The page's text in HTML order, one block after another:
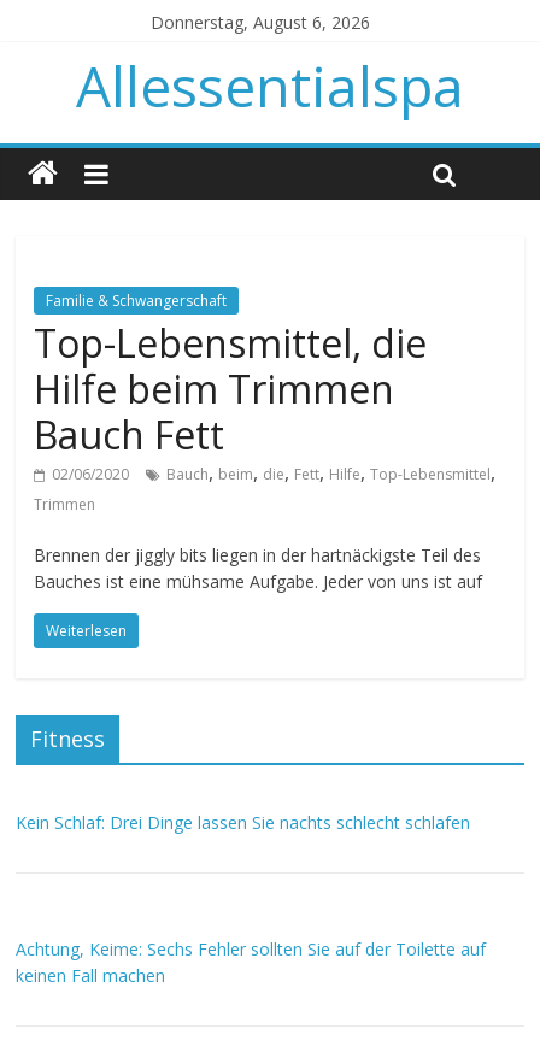
Donnerstag, August 6, 2026
Allessentialspa
Familie & Schwangerschaft
Top-Lebensmittel, die
Hilfe beim Trimmen
Bauch Fett
02/06/2020 Bauch, beim, die, Fett, Hilfe,Top-Lebensmittel,
Trimmen
Brennen der jiggly bits liegen in der hartnäckigste Teil des
Bauches ist eine mühsame Aufgabe. Jeder von uns ist auf
Weiterlesen
Fitness
Kein Schlaf: Drei Dinge lassen Sie nachts schlecht schlafen
Achtung, Keime: Sechs Fehler sollten Sie auf der Toilette auf
keinen Fall machen